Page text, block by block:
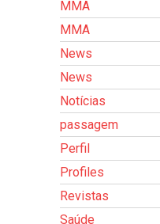
MMA
MMA
News
News
Notícias
passagem
Perfil
Profiles
Revistas
Saúde